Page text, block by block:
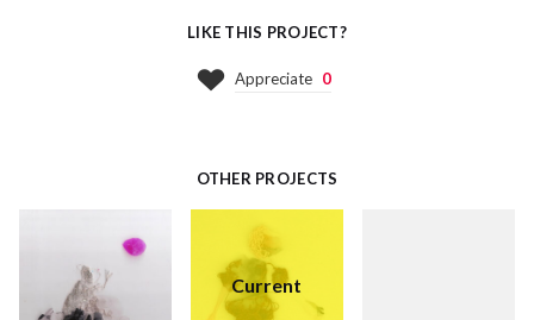
LIKE THIS PROJECT?
Appreciate 0
OTHER PROJECTS
Current